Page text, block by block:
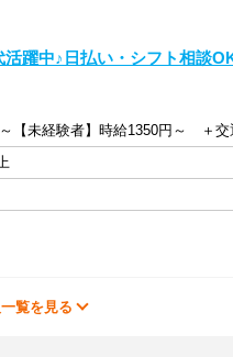
活躍中♪日払い・シフト相談
～【未経験者】時給1350円～ ＋交
覧を見る